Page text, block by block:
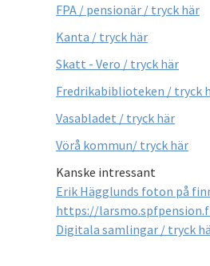
FPA / pensionär / tryck här
Kanta / tryck här
Skatt - Vero / tryck här
Fredrikabiblioteken / tryck
Vasabladet / tryck här
Vörå kommun/ tryck här
Kanske intressant
Erik Hägglunds foton på
https://
Digitala samlingar / tryck